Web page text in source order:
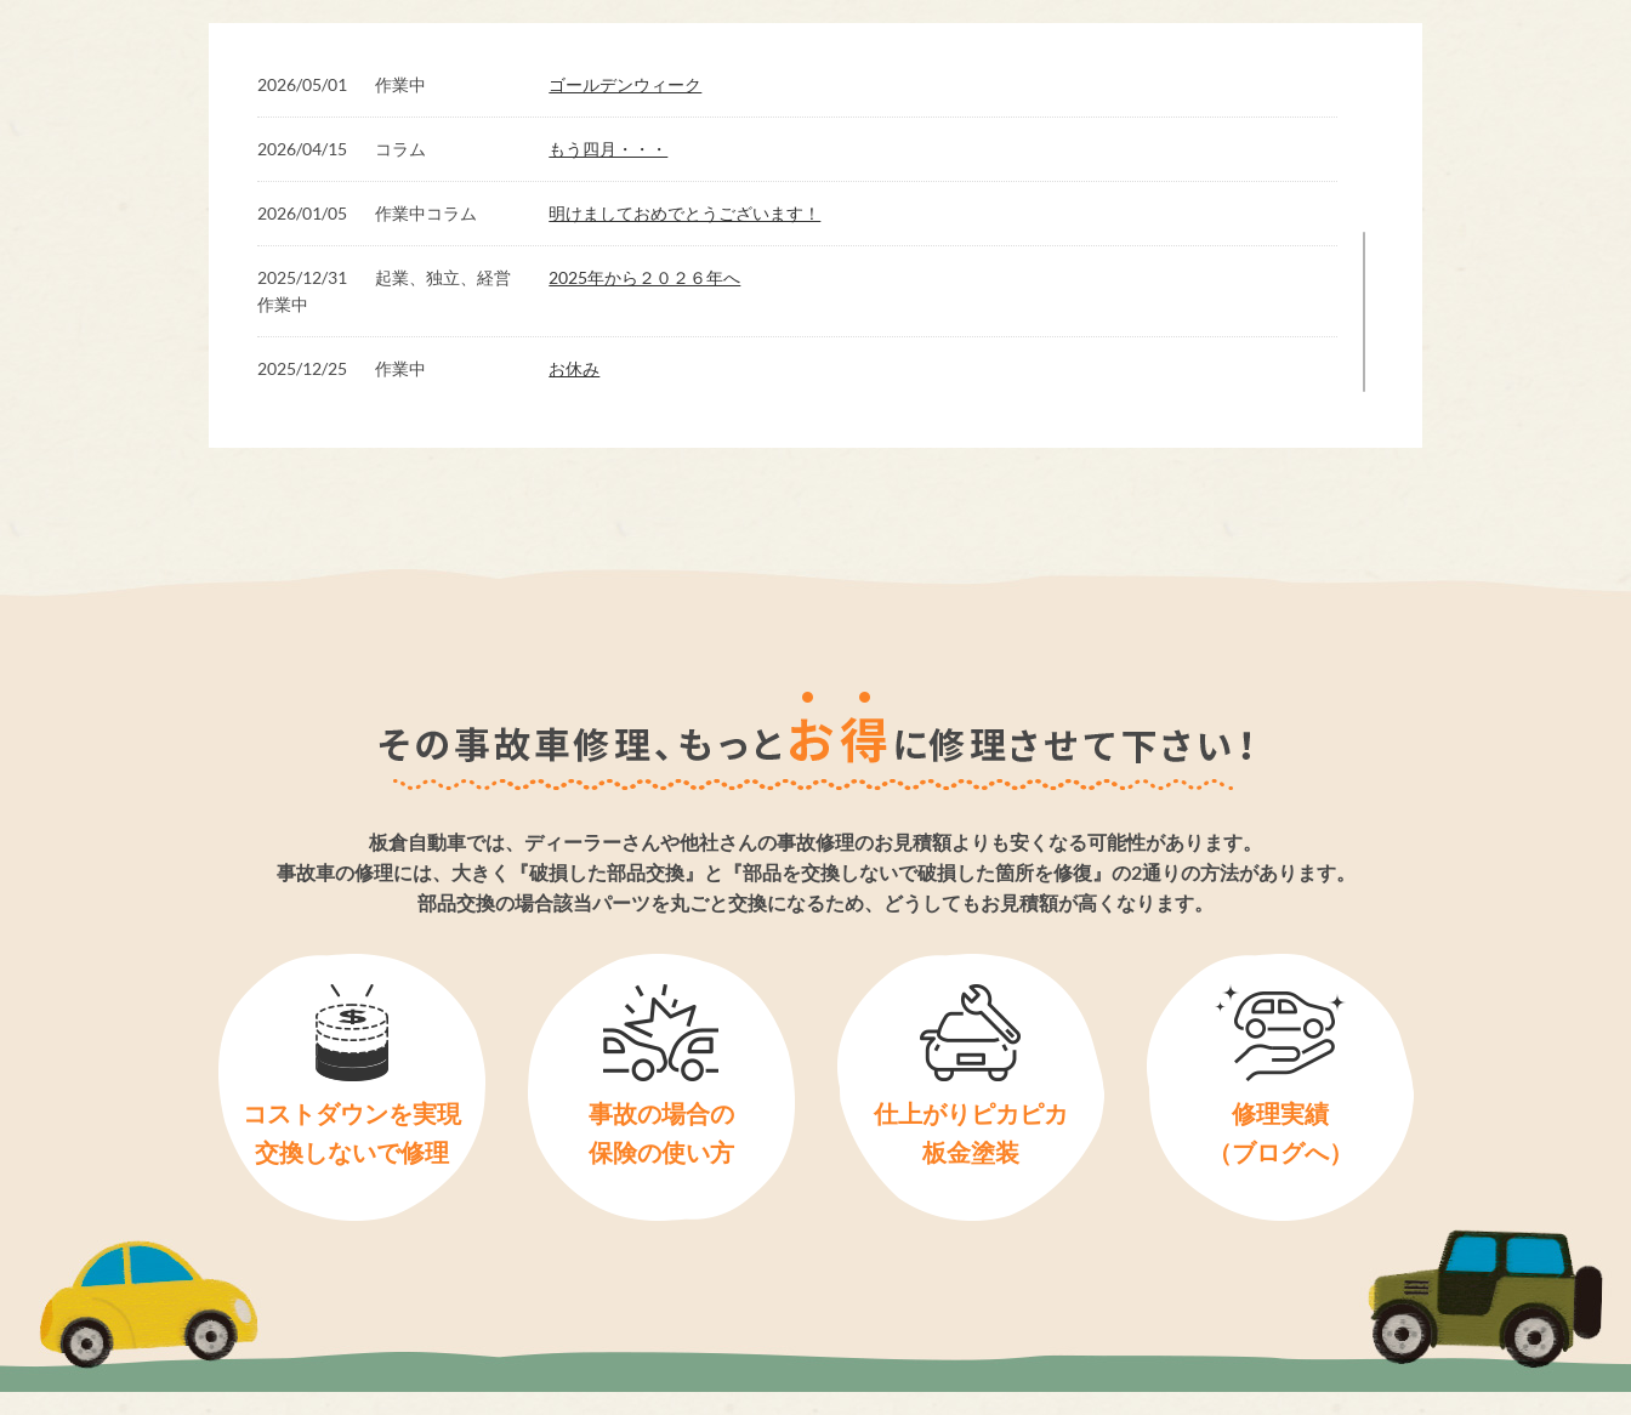
2026/05/01 作業中 ゴールデンウィーク
2026/04/15 コラム もう四月・・・
2026/01/05 作業中 コラム 明けましておめでとうございます！
2025/12/31
起業、独立、経営
作業中
2025年から２０２６年へ
2025/12/25 作業中 お休み
板倉自動車では、ディーラーさんや他社さんの事故修理のお見積額よりも安くなる可能性があります。
事故車の修理には、大きく『破損した部品交換』と『部品を交換しないで破損した箇所を修復』の2通りの方法があります。
部品交換の場合該当パーツを丸ごと交換になるため、どうしてもお見積額が高くなります。
コストダウンを実現
交換しないで修理
事故の場合の
保険の使い方
仕上がりピカピカ
板金塗装
修理実績
（ブログへ）